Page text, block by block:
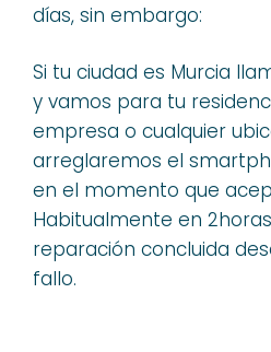
días, sin embargo:
Si tu ciudad es Murcia
y vamos para tu
empresa o cualquier
arreglaremos el
en el momento que
Habitualmente en
reparación concluida
fallo.